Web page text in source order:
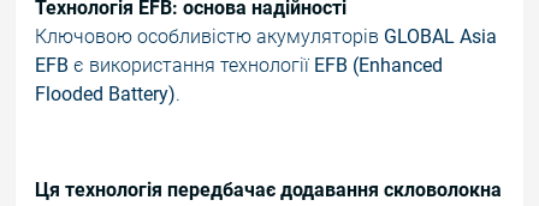
Технологія EFB: основа надійності
Ключовою особливістю акумуляторів GLOBAL Asia
EFB є використання технології EFB (Enhanced
Flooded Battery).
Ця технологія передбачає додавання скловолокна